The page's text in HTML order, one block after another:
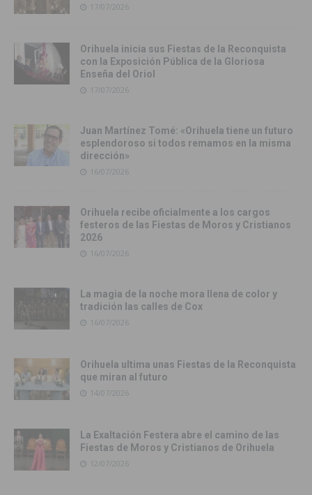
17/07/2026
Orihuela inicia sus Fiestas de la Reconquista
con la Exposición Pública de la Gloriosa
Enseña del Oriol
17/07/2026
Juan Martínez Tomé: «Orihuela tiene un futuro
esplendoroso si todos remamos en la misma
dirección»
16/07/2026
Orihuela recibe oficialmente a los cargos
festeros de las Fiestas de Moros y Cristianos
2026
16/07/2026
La magia de la noche mora llena de color y
tradición las calles de Cox
16/07/2026
Orihuela ultima unas Fiestas de la Reconquista
que miran al futuro
14/07/2026
La Exaltación Festera abre el camino de las
Fiestas de Moros y Cristianos de Orihuela
12/07/2026